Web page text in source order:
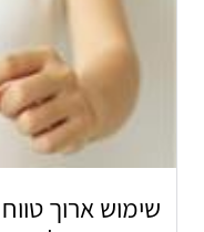
שימוש ארוך